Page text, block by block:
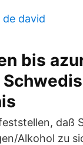
de david
bis
daß
Alkohol zu